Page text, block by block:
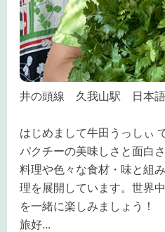
井の頭線 久我山駅 日本語
はじめまして牛田 うっしぃ
パクチーの美味しさと面白
料理や色々な食材・味と組
理を展開しています。世界
を一緒に楽しみましょう！
旅好...